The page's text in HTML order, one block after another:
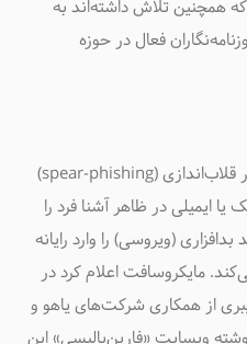
همچنین تلاش داشته‌اند به
فعال در حوزه
این گروه از ترفند‌های مختلفی نظیر قلاب‌اندازی (spear-phishing)
یا ایمیلی در ظاهر آشنا فرد را
(ویروسی) را وارد رایانه
مایکروسافت اعلام کرد در
از همکاری شرکت‌های یاهو و